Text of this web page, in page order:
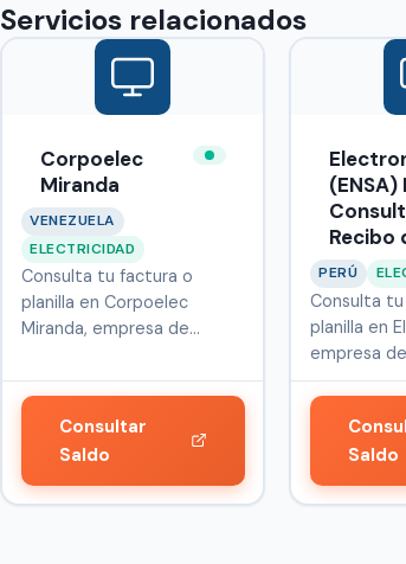
Servicios relacionados
Corpoelec
Miranda
VENEZUELA
ELECTRICIDAD
Consulta tu factura o
planilla en Corpoelec
Miranda, empresa de
Consultar
Saldo
Recibo
PERÚ
Consulta
planilla en
empresa
públicos q…
Saldo